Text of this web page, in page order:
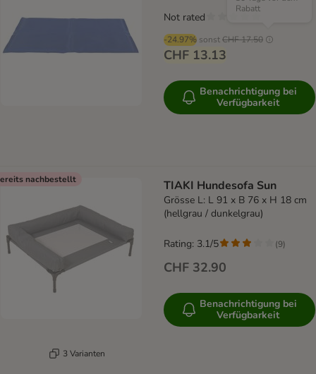
-24.97% sonstCHF 17.50
Rabatt
CHF 13.13
Not rated
Benachrichtigung bei
Verfügbarkeit
nachbestellt
3 Varianten
TIAKI Hundesofa Sun
Grösse L: L 91 x B 76 x H 18 cm
(hellgrau / dunkelgrau)
CHF 32.90
Rating: 3.1/5 (9)
Benachrichtigung bei
Verfügbarkeit